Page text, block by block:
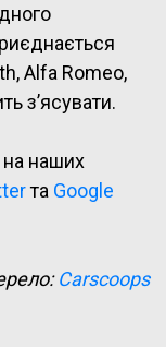
Alfa Romeo,
з’ясувати.
на наших
та Google
Carscoops